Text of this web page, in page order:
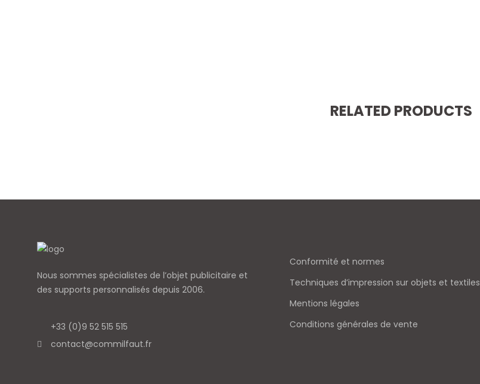
RELATED PRODUCTS
Nous sommes spécialistes de l’objet publicitaire et
des supports personnalisés depuis 2006.
+33 (0)9 52 515 515
contact@commilfaut.fr
Conformité et normes
Techniques d’impression sur objets et textiles
Mentions légales
Conditions générales de vente